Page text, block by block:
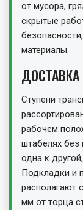
от мусора,
скрытые
материалы.
ДОСТАВКА
Ступени
рабочем
штабелях без
одна к
Подкладки и
располагают
мм от торца